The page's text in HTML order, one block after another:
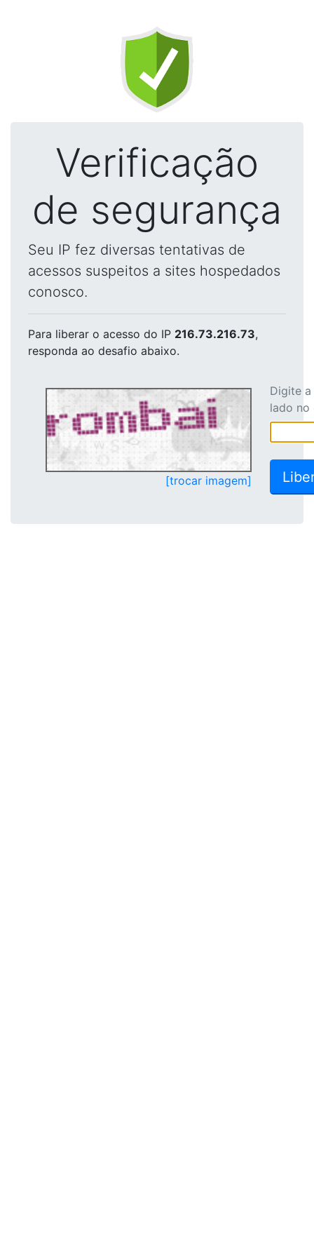
Verificação
de segurança
Seu IP fez diversas tentativas de
acessos suspeitos a sites hospedados
conosco.
Para liberar o acesso do IP 216.73.216.73,
responda ao desafio abaixo.
[trocar imagem]
Digite
lado no